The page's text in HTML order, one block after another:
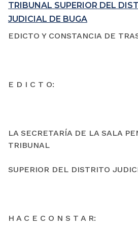
TRIBUNAL SUPERIOR DEL
JUDICIAL DE BUGA
EDICTO Y CONSTANCIA DE
E D I C T O:
LA SECRETARÍA DE LA SALA
TRIBUNAL
SUPERIOR DEL DISTRITO
H A C E C O N S T A R: